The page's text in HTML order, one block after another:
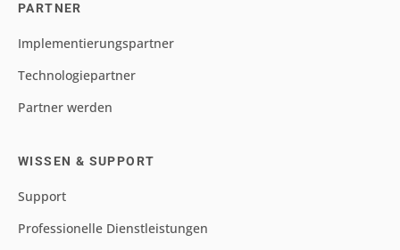
PARTNER
Implementierungspartner
Technologiepartner
Partner werden
WISSEN & SUPPORT
Support
Professionelle Dienstleistungen